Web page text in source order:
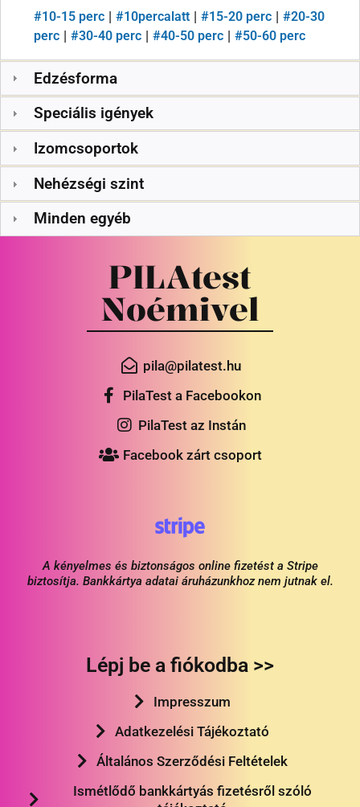
#10-15 perc | #10percalatt | #15-20 perc | #20-30
perc | #30-40 perc | #40-50 perc | #50-60 perc
Edzésforma
Speciális igények
Izomcsoportok
Nehézségi szint
Minden egyéb
PILAtest
Noémivel
pila@pilatest.hu
PilaTest a Facebookon
PilaTest az Instán
Facebook zárt csoport
A kényelmes és biztonságos online fizetést a Stripe
biztosítja. Bankkártya adatai áruházunkhoz nem jutnak el.
Lépj be a fiókodba >>
Impresszum
Adatkezelési Tájékoztató
Általános Szerződési Feltételek
Ismétlődő bankkártyás fizetésről szóló